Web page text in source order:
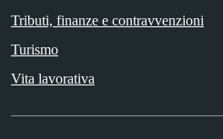
Tributi, finanze e contravvenzioni
Turismo
Vita lavorativa